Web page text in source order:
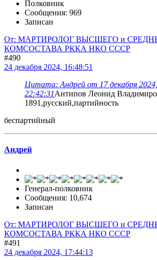
Полковник
Сообщения: 969
Записан
От: МАРТИРОЛОГ ВЫСШЕГО и
КОМСОСТАВА РККА НКО СССР
#490
24 декабря 2024, 16:48:51
Цитата: Андрей от 17 декабря 2024,
22:42:31Антипов Леонид
1891,русский,партийность
беспартийный
Андрей
Генерал-полковник
Сообщения: 10,674
Записан
От: МАРТИРОЛОГ ВЫСШЕГО и
КОМСОСТАВА РККА НКО СССР
#491
24 декабря 2024, 17:44:13